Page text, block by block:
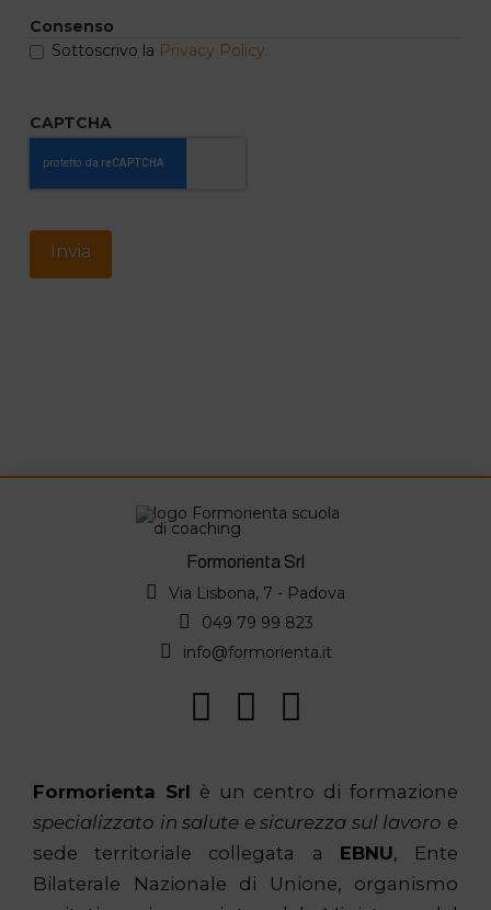
Consenso
Sottoscrivo la Privacy Policy.
CAPTCHA
Formorienta Srl
Via Lisbona, 7 - Padova
049 79 99 823
info@formorienta.it
Formorienta Srl è un centro di formazione
specializzato in salute e sicurezza sul lavoro e
sede territoriale collegata a EBNU, Ente
Bilaterale Nazionale di Unione, organismo